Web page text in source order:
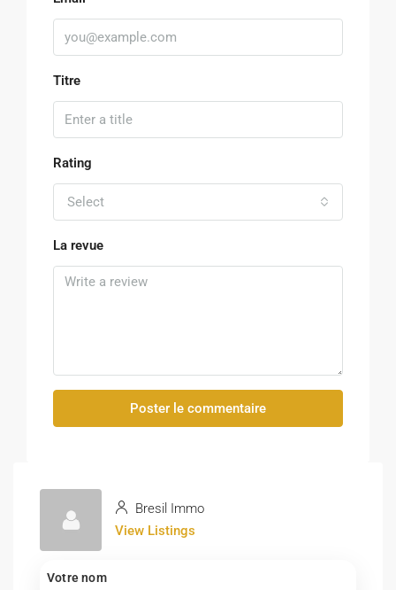
Titre
Rating
Select
La revue
Poster le commentaire
Bresil Immo
View Listings
Votre nom